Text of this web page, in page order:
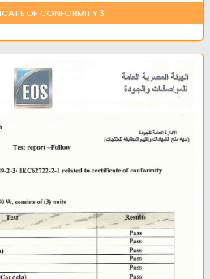
OF CONFORMITY 3